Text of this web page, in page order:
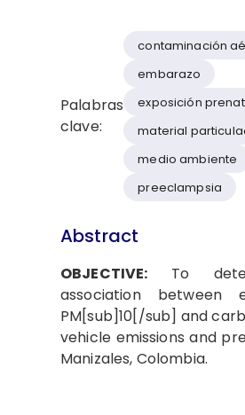
Palabras
clave:
contaminación
embarazo
exposición
material
medio ambiente
preeclampsia
Abstract
OBJECTIVE: To
association between
PM[sub]10[/sub] and
vehicle emissions and
Manizales, Colombia.